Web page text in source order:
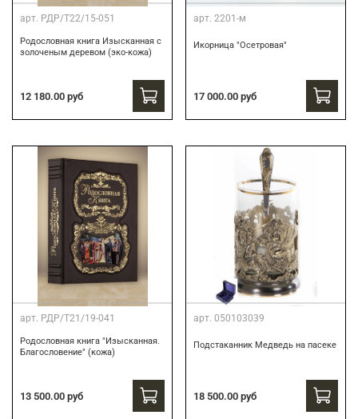
арт. РДР/Т22/15-051
Родословная книга Изысканная с
золоченым деревом (эко-кожа)
12 180.00 руб
арт. 2201-м
Икорница "Осетровая"
17 000.00 руб
арт. РДР/Т21/19-041
Родословная книга "Изысканная.
Благословение" (кожа)
13 500.00 руб
арт. 050103039
Подстаканник Медведь на пасеке
18 500.00 руб